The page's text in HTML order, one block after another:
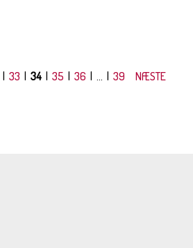
| 33 | 34 | 35 | 36 | ... | 39 NÆSTE